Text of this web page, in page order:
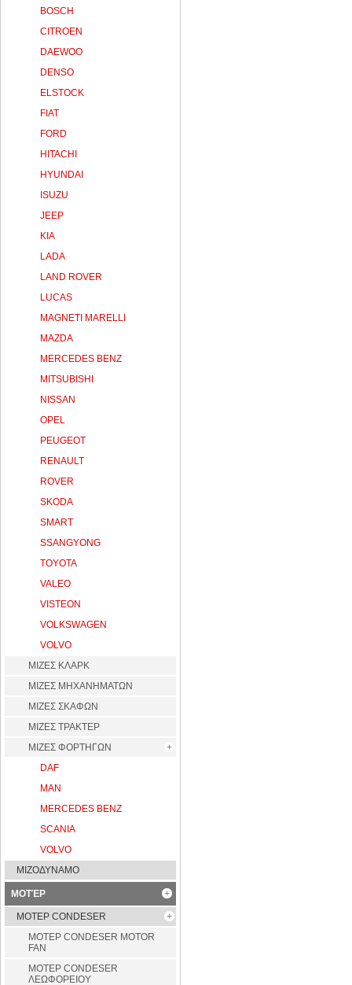
BOSCH
CITROEN
DAEWOO
DENSO
ELSTOCK
FIAT
FORD
HITACHI
HYUNDAI
ISUZU
JEEP
KIA
LADA
LAND ROVER
LUCAS
MAGNETI MARELLI
MAZDA
MERCEDES BENZ
MITSUBISHI
NISSAN
OPEL
PEUGEOT
RENAULT
ROVER
SKODA
SMART
SSANGYONG
TOYOTA
VALEO
VISTEON
VOLKSWAGEN
VOLVO
ΜΙΖΕΣ ΚΛΑΡΚ
ΜΙΖΕΣ ΜΗΧΑΝΗΜΑΤΩΝ
ΜΙΖΕΣ ΣΚΑΦΩΝ
ΜΙΖΕΣ ΤΡΑΚΤΕΡ
ΜΙΖΕΣ ΦΟΡΤΗΓΩΝ
DAF
MAN
MERCEDES BENZ
SCANIA
VOLVO
ΜΙΖΟΔΥΝΑΜΟ
ΜΟΤΈΡ
ΜΟΤΕΡ CONDESER
ΜΟΤΕΡ CONDESER MOTOR
FAN
ΜΟΤΕΡ CONDESER
ΛΕΩΦΟΡΕΙΟΥ